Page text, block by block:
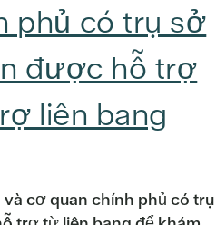
phủ có trụ sở
được hỗ trợ
liên bang
cơ quan chính phủ có trụ